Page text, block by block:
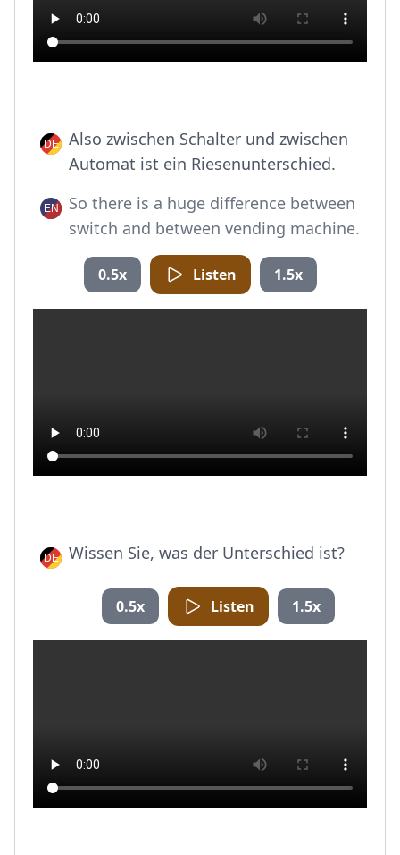
Also zwischen Schalter und zwischen
Automat ist ein Riesenunterschied.
So there is a huge difference between
switch and between vending machine.
0.5x Listen 1.5x
Wissen Sie, was der Unterschied ist?
0.5x Listen 1.5x